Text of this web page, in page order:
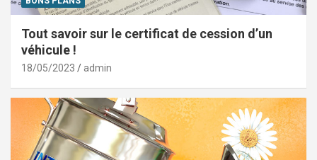
Tout savoir sur le certificat de cession d’un
véhicule !
18/05/2023 admin